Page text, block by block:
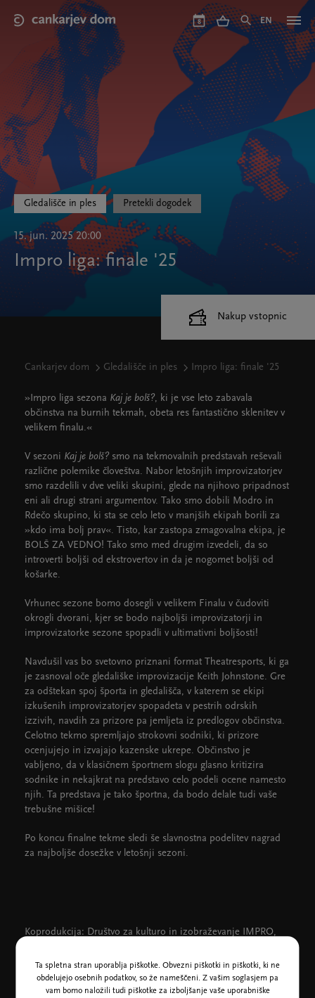
main
8 EN
Gledališče in ples Pretekli dogodek
15. jun. 2025 20:00
Impro liga: finale '25
Cankarjev dom Gledališče in ples Impro liga: finale '25
»Impro liga sezona Kaj je bolš?, ki je vse leto zabavala
občinstva na burnih tekmah, obeta res fantastično sklenitev v
velikem finalu.«
V sezoni Kaj je bolš? smo na tekmovalnih predstavah reševali
različne polemike človeštva. Nabor letošnjih improvizatorjev
smo razdelili v dve veliki skupini, glede na njihovo pripadnost
eni ali drugi strani argumentov. Tako smo dobili Modro in
Rdečo skupino, ki sta se celo leto v manjših ekipah borili za
»kdo ima bolj prav«. Tisto, kar zastopa zmagovalna ekipa, je
BOLŠ ZA VEDNO! Tako smo med drugim izvedeli, da so
introverti boljši od ekstrovertov in da je nogomet boljši od
košarke.
Vrhunec sezone bomo dosegli v velikem Finalu v čudoviti
okrogli dvorani, kjer se bodo najboljši improvizatorji in
improvizatorke sezone spopadli v ultimativni boljšosti!
Navdušil vas bo svetovno priznani format Theatresports, ki ga
je zasnoval oče gledališke improvizacije Keith Johnstone. Gre
za odštekan spoj športa in gledališča, v katerem se ekipi
izkušenih improvizatorjev spopadeta v pestrih odrskih
izzivih, navdih za prizore pa jemljeta iz predlogov občinstva.
Celotno tekmo spremljajo strokovni sodniki, ki prizore
ocenjujejo in izvajajo kazenske ukrepe. Občinstvo je
vabljeno, da v klasičnem športnem slogu glasno kritizira
sodnike in nekajkrat na predstavo celo podeli ocene namesto
njih. Ta predstava je tako športna, da bodo delale tudi vaše
trebušne mišice!
Po koncu finalne tekme sledi še slavnostna podelitev nagrad
za najboljše dosežke v letošnji sezoni.
Nakup vstopnic
Koprodukcija: Društvo za kulturo in izobraževanje IMPRO,
Ta spletna stran uporablja piškotke. Obvezni piškotki in piškotki, ki ne
obdelujejo osebnih podatkov, so že nameščeni. Z vašim soglasjem pa
vam bomo naložili tudi piškotke za izboljšanje vaše uporabniške